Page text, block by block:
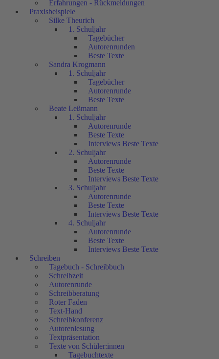
Erfahrungen - Rückmeldungen
Praxisbeispiele
Silke Theurich
1. Schuljahr
Tagebücher
Autorenrunden
Beste Texte
Sandra Krogmann
1. Schuljahr
Tagebücher
Autorenrunde
Beste Texte
Beate Leßmann
1. Schuljahr
Autorenrunde
Beste Texte
Interviews Beste Texte
2. Schuljahr
Autorenrunde
Beste Texte
Interviews Beste Texte
3. Schuljahr
Autorenrunde
Beste Texte
Interviews Beste Texte
4. Schuljahr
Autorenrunde
Beste Texte
Interviews Beste Texte
Schreiben
Tagebuch - Schreibbuch
Schreibzeit
Autorenrunde
Schreibberatung
Roter Faden
Text-Hand
Schreibkonferenz
Autorenlesung
Textpräsentation
Texte von Schüler:innen
Tagebuchtexte